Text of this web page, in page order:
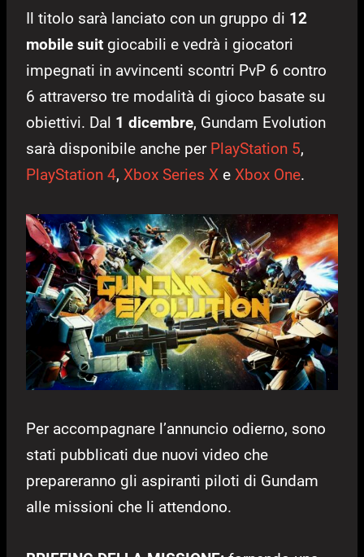
Il titolo sarà lanciato con un gruppo di 12
mobile suit giocabili e vedrà i giocatori
impegnati in avvincenti scontri PvP 6 contro
6 attraverso tre modalità di gioco basate su
obiettivi. Dal 1 dicembre, Gundam Evolution
sarà disponibile anche per PlayStation 5,
PlayStation 4, Xbox Series X e Xbox One.
Per accompagnare l’annuncio odierno, sono
stati pubblicati due nuovi video che
prepareranno gli aspiranti piloti di Gundam
alle missioni che li attendono.